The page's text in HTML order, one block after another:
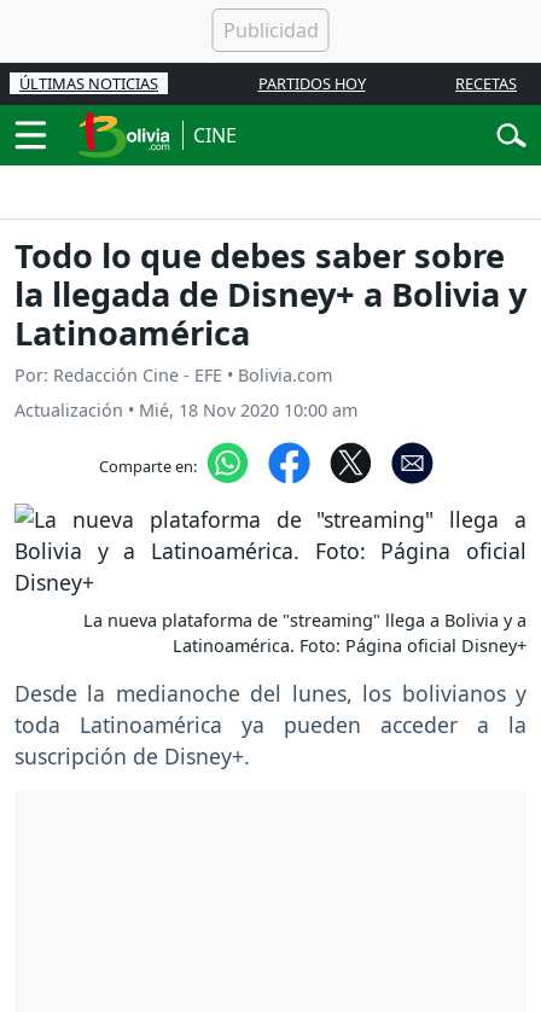
ÚLTIMAS NOTICIAS PARTIDOS HOY RECETAS
CINE
Todo lo que debes saber sobre
la llegada de Disney+ a Bolivia y
Latinoamérica
Por: Redacción Cine - EFE • Bolivia.com
Actualización • Mié, 18 Nov 2020 10:00 am
Comparte en:
La nueva plataforma de "streaming" llega a Bolivia y a
Latinoamérica. Foto: Página oficial Disney+
Desde la medianoche del lunes, los bolivianos y
toda Latinoamérica ya pueden acceder a la
suscripción de Disney+.